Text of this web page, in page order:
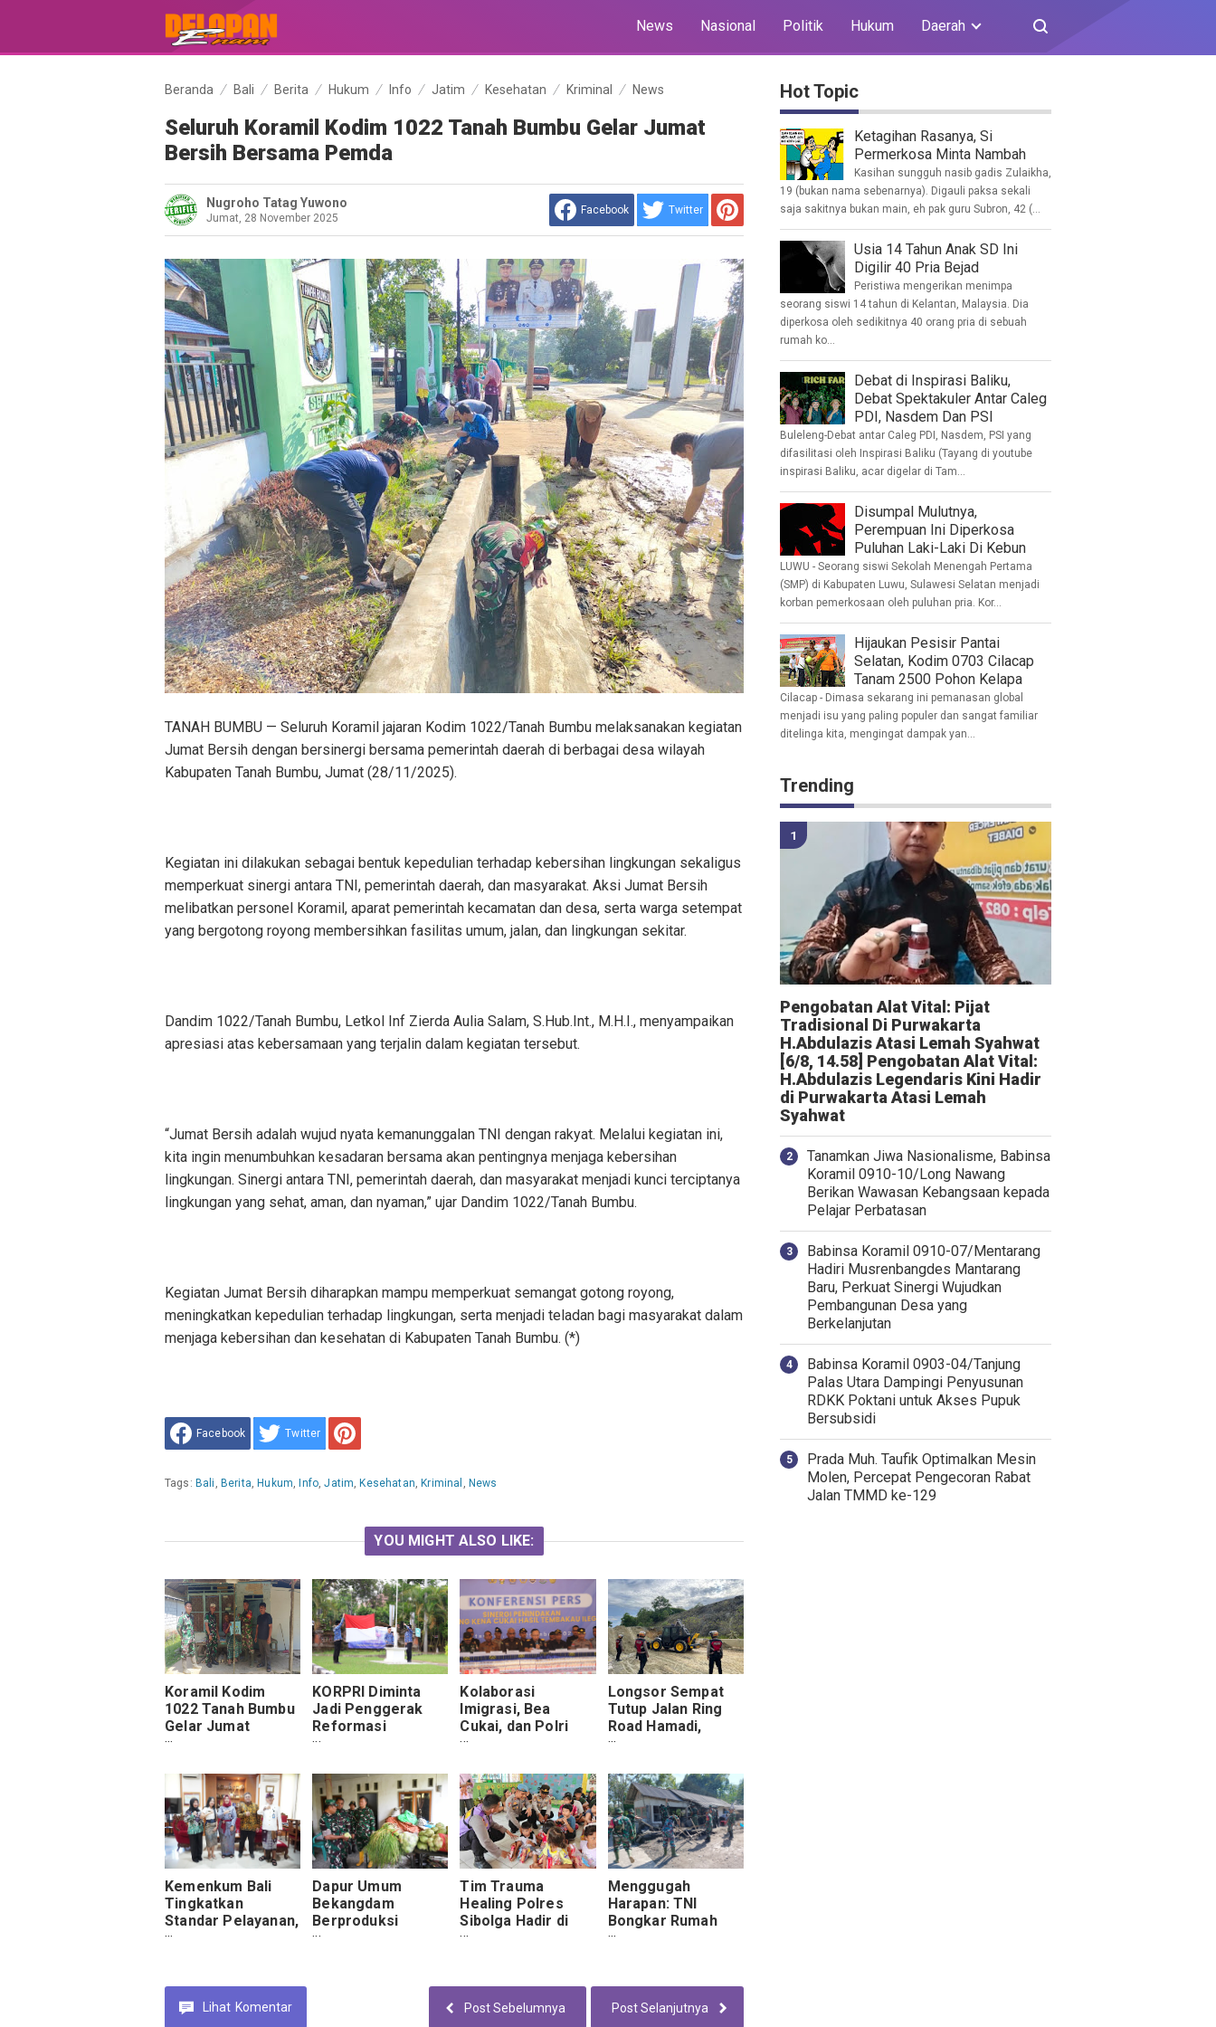
News Nasional Politik Hukum Daerah
Beranda Bali Berita Hukum Info Jatim Kesehatan Kriminal News
Seluruh Koramil Kodim 1022 Tanah Bumbu Gelar Jumat
Bersih Bersama Pemda
Nugroho Tatag Yuwono
Jumat, 28 November 2025
Facebook Twitter
TANAH BUMBU — Seluruh Koramil jajaran Kodim 1022/Tanah Bumbu melaksanakan kegiatan
Jumat Bersih dengan bersinergi bersama pemerintah daerah di berbagai desa wilayah
Kabupaten Tanah Bumbu, Jumat (28/11/2025).
Kegiatan ini dilakukan sebagai bentuk kepedulian terhadap kebersihan lingkungan sekaligus
memperkuat sinergi antara TNI, pemerintah daerah, dan masyarakat. Aksi Jumat Bersih
melibatkan personel Koramil, aparat pemerintah kecamatan dan desa, serta warga setempat
yang bergotong royong membersihkan fasilitas umum, jalan, dan lingkungan sekitar.
Dandim 1022/Tanah Bumbu, Letkol Inf Zierda Aulia Salam, S.Hub.Int., M.H.I., menyampaikan
apresiasi atas kebersamaan yang terjalin dalam kegiatan tersebut.
“Jumat Bersih adalah wujud nyata kemanunggalan TNI dengan rakyat. Melalui kegiatan ini,
kita ingin menumbuhkan kesadaran bersama akan pentingnya menjaga kebersihan
lingkungan. Sinergi antara TNI, pemerintah daerah, dan masyarakat menjadi kunci terciptanya
lingkungan yang sehat, aman, dan nyaman,” ujar Dandim 1022/Tanah Bumbu.
Kegiatan Jumat Bersih diharapkan mampu memperkuat semangat gotong royong,
meningkatkan kepedulian terhadap lingkungan, serta menjadi teladan bagi masyarakat dalam
menjaga kebersihan dan kesehatan di Kabupaten Tanah Bumbu. (*)
Facebook Twitter
Tags: Bali , Berita, Hukum, Info,Jatim, Kesehatan, Kriminal , News
YOU MIGHT ALSO LIKE:
Koramil Kodim
1022 Tanah Bumbu
Gelar Jumat
Berkah, Bagikan
Kurang Mampu
KORPRI Diminta
Jadi Penggerak
Reformasi
Birokrasi Digital
Kemenkum Bali
Kolaborasi
Imigrasi, Bea
Cukai, dan Polri
Perkuat
Perbatasan NTT
Longsor Sempat
Tutup Jalan Ring
Road Hamadi,
Polisi Sigap Bantu
Longsor
Kemenkum Bali
Tingkatkan
Standar Pelayanan,
Dapat Penilaian
Dapur Umum
Bekangdam
Berproduksi
Ratusan Porsi,
Tim Trauma
Healing Polres
Sibolga Hadir di
Posko
Sibolga
Menggugah
Harapan: TNI
Bongkar Rumah
Rusak Semeru
Lihat Komentar Post Selanjutnya
Post Sebelumnya
Hot Topic
Ketagihan Rasanya, Si
Permerkosa Minta Nambah
Kasihan sungguh nasib gadis Zulaikha,
19 (bukan nama sebenarnya). Digauli paksa sekali
saja sakitnya bukan main, eh pak guru Subron, 42 (...
Usia 14 Tahun Anak SD Ini
Digilir 40 Pria Bejad
Peristiwa mengerikan menimpa
seorang siswi 14 tahun di Kelantan, Malaysia. Dia
diperkosa oleh sedikitnya 40 orang pria di sebuah
rumah ko...
Debat di Inspirasi Baliku,
Debat Spektakuler Antar Caleg
PDI, Nasdem Dan PSI
Buleleng-Debat antar Caleg PDI, Nasdem, PSI yang
difasilitasi oleh Inspirasi Baliku (Tayang di youtube
inspirasi Baliku, acar digelar di Tam...
Disumpal Mulutnya,
Perempuan Ini Diperkosa
Puluhan Laki-Laki Di Kebun
LUWU - Seorang siswi Sekolah Menengah Pertama
(SMP) di Kabupaten Luwu, Sulawesi Selatan menjadi
korban pemerkosaan oleh puluhan pria. Kor...
Hijaukan Pesisir Pantai
Selatan, Kodim 0703 Cilacap
Tanam 2500 Pohon Kelapa
Cilacap - Dimasa sekarang ini pemanasan global
menjadi isu yang paling populer dan sangat familiar
ditelinga kita, mengingat dampak yan...
Trending
Pengobatan Alat Vital: Pijat
Tradisional Di Purwakarta
H.Abdulazis Atasi Lemah Syahwat
[6/8, 14.58] Pengobatan Alat Vital:
H.Abdulazis Legendaris Kini Hadir
di Purwakarta Atasi Lemah
Syahwat
Tanamkan Jiwa Nasionalisme, Babinsa
Koramil 0910-10/Long Nawang
Berikan Wawasan Kebangsaan kepada
Pelajar Perbatasan
Babinsa Koramil 0910-07/Mentarang
Hadiri Musrenbangdes Mantarang
Baru, Perkuat Sinergi Wujudkan
Pembangunan Desa yang
Berkelanjutan
‎Babinsa Koramil 0903-04/Tanjung
Palas Utara Dampingi Penyusunan
RDKK Poktani untuk Akses Pupuk
Bersubsidi
Prada Muh. Taufik Optimalkan Mesin
Molen, Percepat Pengecoran Rabat
Jalan TMMD ke-129